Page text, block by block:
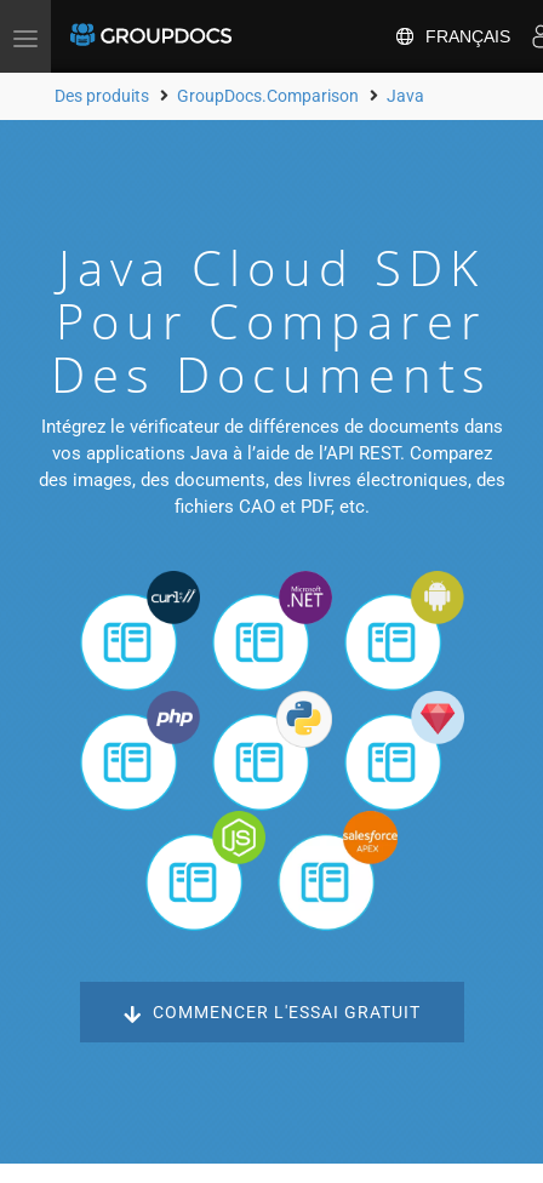
Toggle
FRANÇAIS
Des produits GroupDocs.Comparison Java
Java Cloud SDK
Pour Comparer
Des Documents
Intégrez le vérificateur de différences de documents dans
vos applications Java à l’aide de l’API REST. Comparez
des images, des documents, des livres électroniques, des
fichiers CAO et PDF, etc.
COMMENCER L'ESSAI GRATUIT